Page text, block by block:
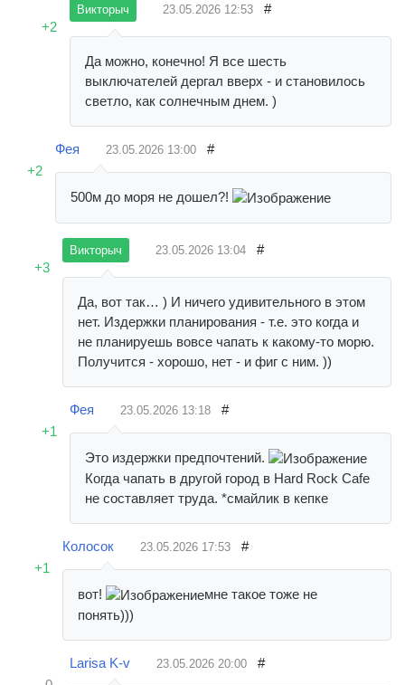
+2
Викторыч 23.05.2026 12:53 #
Да можно, конечно! Я все шесть
выключателей дергал вверх - и становилось
светло, как солнечным днем. )
+2
Фея 23.05.2026 13:00 #
500м до моря не дошел?!
+3
Викторыч 23.05.2026 13:04 #
Да, вот так… ) И ничего удивительного в этом
нет. Издержки планирования - т.е. это когда и
не планируешь вовсе чапать к какому-то морю.
Получится - хорошо, нет - и фиг с ним. ))
+1
Фея 23.05.2026 13:18 #
Это издержки предпочтений.
Когда чапать в другой город в Hard Rock Cafe
не составляет труда. *смайлик в кепке
+1
Колосок 23.05.2026 17:53 #
вот!
мне такое тоже не
понять)))
Larisa K-v 23.05.2026 20:00 #